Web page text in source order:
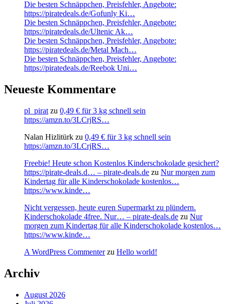
Die besten Schnäppchen, Preisfehler, Angebote:
https://piratedeals.de/Gofunly Ki…
Die besten Schnäppchen, Preisfehler, Angebote:
https://piratedeals.de/Ultenic Ak…
Die besten Schnäppchen, Preisfehler, Angebote:
https://piratedeals.de/Metal Mach…
Die besten Schnäppchen, Preisfehler, Angebote:
https://piratedeals.de/Reebok Uni…
Neueste Kommentare
pl_pirat zu 0,49 € für 3 kg schnell sein
https://amzn.to/3LCrjRS…
Nalan Hizlitürk zu 0,49 € für 3 kg schnell sein
https://amzn.to/3LCrjRS…
Freebie! Heute schon Kostenlos Kinderschokolade gesichert?
https://pirate-deals.d… – pirate-deals.de zu Nur morgen zum
Kindertag für alle Kinderschokolade kostenlos…
https://www.kinde…
Nicht vergessen, heute euren Supermarkt zu plündern.
Kinderschokolade 4free. Nur… – pirate-deals.de zu Nur
morgen zum Kindertag für alle Kinderschokolade kostenlos…
https://www.kinde…
A WordPress Commenterzu Hello world!
Archiv
August 2026